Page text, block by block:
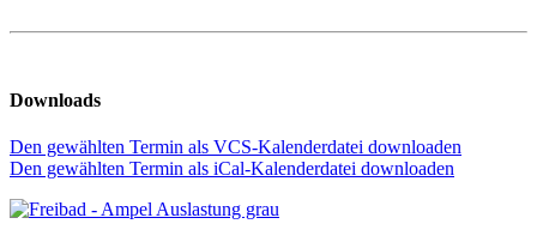
Downloads
Den gewählten Termin als VCS-Kalenderdatei downloaden
Den gewählten Termin als iCal-Kalenderdatei downloaden